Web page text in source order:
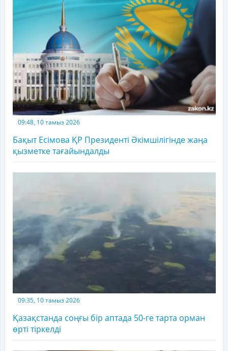
09:48, 10 тамыз 2026
Бақыт Есімова ҚР Президенті Әкімшілігінде жаңа
қызметке тағайындалды
09:35, 10 тамыз 2026
Қазақстанда соңғы бір аптада 50-ге тарта орман
өрті тіркелді